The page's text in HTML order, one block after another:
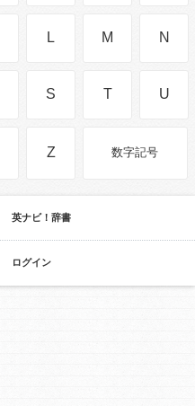
L M N
S T U
Z 数字記号
英ナビ！辞書
ログイン